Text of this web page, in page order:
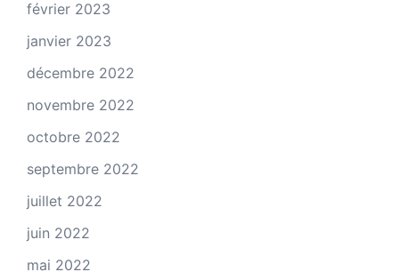
février 2023
janvier 2023
décembre 2022
novembre 2022
octobre 2022
septembre 2022
juillet 2022
juin 2022
mai 2022